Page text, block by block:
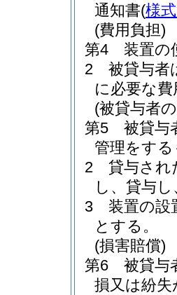
通知書(様
(費用負担)
第4 装置の
2 被貸与者
に必要な
(被貸与者
第5 被貸与
管理をす
2 貸与され
し、貸与
3 装置の設
とする。
(損害賠償)
第6 被貸与
損又は紛